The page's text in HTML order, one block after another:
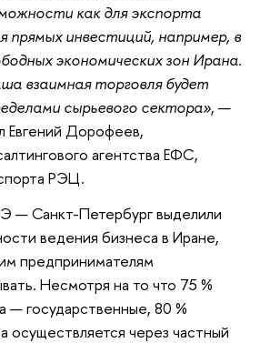
как для экспорта
прямых инвестиций, например, в
экономических зон Ирана.
взаимная торговля будет
сырьевого сектора», —
Евгений Дорофеев,
агентства ЕФС,
РЭЦ.
— Санкт-Петербург выделили
ведения бизнеса в Иране,
предпринимателям
Несмотря на то что 75 %
— государственные, 80 %
осуществляется через частный